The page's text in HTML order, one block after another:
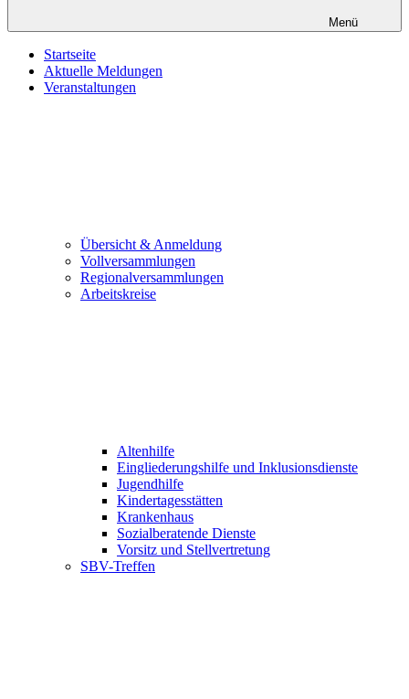
Menü
Startseite
Aktuelle Meldungen
Veranstaltungen
Übersicht & Anmeldung
Vollversammlungen
Regionalversammlungen
Arbeitskreise
Altenhilfe
Eingliederungshilfe und Inklusionsdienste
Jugendhilfe
Kindertagesstätten
Krankenhaus
Sozialberatende Dienste
Vorsitz und Stellvertretung
SBV-Treffen